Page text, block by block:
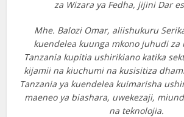
za Wizara ya Fedha, jijini Dar
Mhe. Balozi Omar, aliishukuru
kuendelea kuunga mkono juhudi za
Tanzania kupitia ushirikiano katika
kijamii na kiuchumi na kusisitiza
Tanzania ya kuendelea kuimarisha
maeneo ya biashara, uwekezaji,
na teknolojia.